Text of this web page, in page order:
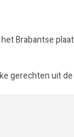
Brabantse
gerechten uit